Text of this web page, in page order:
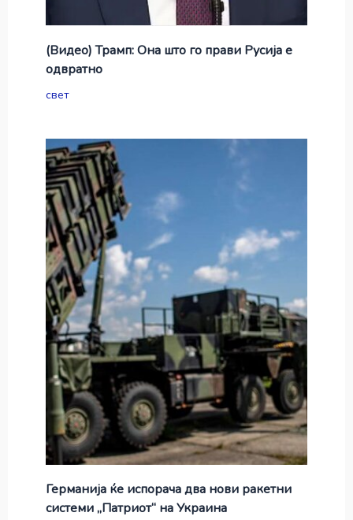
(Видео) Трамп: Она што го прави Русија е
одвратно
свет
Германија ќе испорача два нови ракетни
системи „Патриот“ на Украина